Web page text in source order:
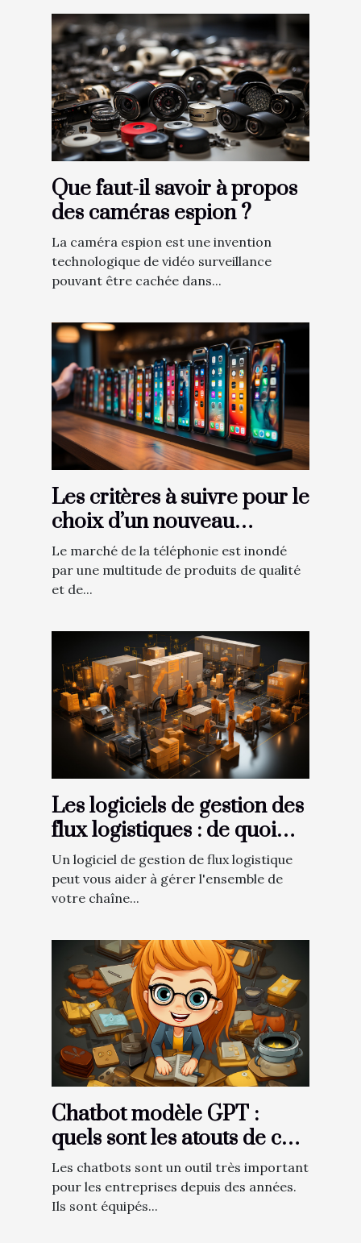
Que faut-il savoir à propos
des caméras espion ?
La caméra espion est une invention
technologique de vidéo surveillance
pouvant être cachée dans...
Les critères à suivre pour le
choix d’un nouveau
Smartphone
Le marché de la téléphonie est inondé
par une multitude de produits de qualité
et de...
Les logiciels de gestion des
flux logistiques : de quoi
s’agit-il ?
Un logiciel de gestion de flux logistique
peut vous aider à gérer l'ensemble de
votre chaîne...
Chatbot modèle GPT :
quels sont les atouts de cet
outil ?
Les chatbots sont un outil très important
pour les entreprises depuis des années.
Ils sont équipés...